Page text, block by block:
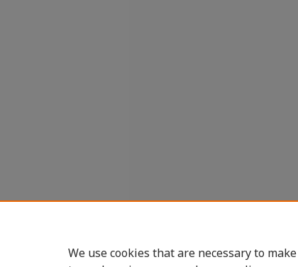
We use cookies that are necessary to